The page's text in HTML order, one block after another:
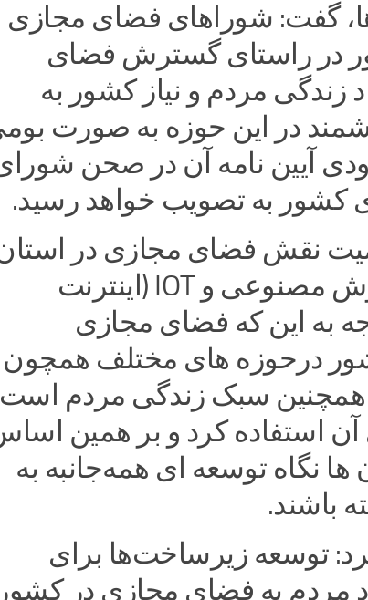
گفت: شوراهای فضای مجازی
در راستای گسترش فضای
زندگی مردم و نیاز کشور به
در این حوزه به صورت
آیین نامه آن در صحن
کشور به تصویب خواهد رسید.
نقش فضای مجازی در
ها در حوزه‌های هوش مصنوعی و IOT (اینترنت
به این که فضای مجازی
درحوزه های مختلف همچون
همچنین سبک زندگی مردم است
آن استفاده کرد و بر همین
ها نگاه توسعه ای همه‌جانبه به
باشند.
کرد: توسعه زیرساخت‌ها برای
مردم به فضای مجازی در کشور